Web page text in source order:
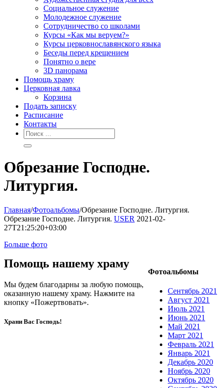
Социальное служение
Молодежное служение
Сотрудничество со школами
Курсы «Как мы веруем?»
Курсы церковнославянского языка
Беседы перед крещением
Понятно о вере
3D панорама
Помощь храму
Церковная лавка
Корзина
Подать записку
Расписание
Контакты
Обрезание Господне.
Литургия.
Главная/Фотоальбомы/Обрезание Господне. Литургия.
Обрезание Господне. Литургия. USER 2021-02-
27T21:25:20+03:00
Больше фото
Фотоальбомы
Сентябрь 2021
Август 2021
Июль 2021
Июнь 2021
Май 2021
Март 2021
Февраль 2021
Январь 2021
Декабрь 2020
Ноябрь 2020
Октябрь 2020
Помощь нашему храму
Мы будем благодарны за любую помощь,
оказанную нашему храму. Нажмите на
кнопку «Пожертвовать».
Храни Вас Господь!